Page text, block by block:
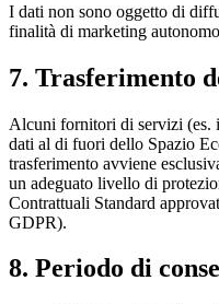
I dati non sono oggetto di
finalità di marketing
7. Trasferimento
Alcuni fornitori di servizi (es.
dati al di fuori dello Spazio
trasferimento avviene
un adeguato livello di
Contrattuali Standard
GDPR).
8. Periodo di